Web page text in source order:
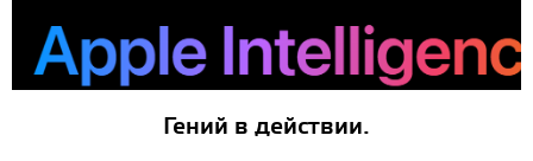
Гений в действии.